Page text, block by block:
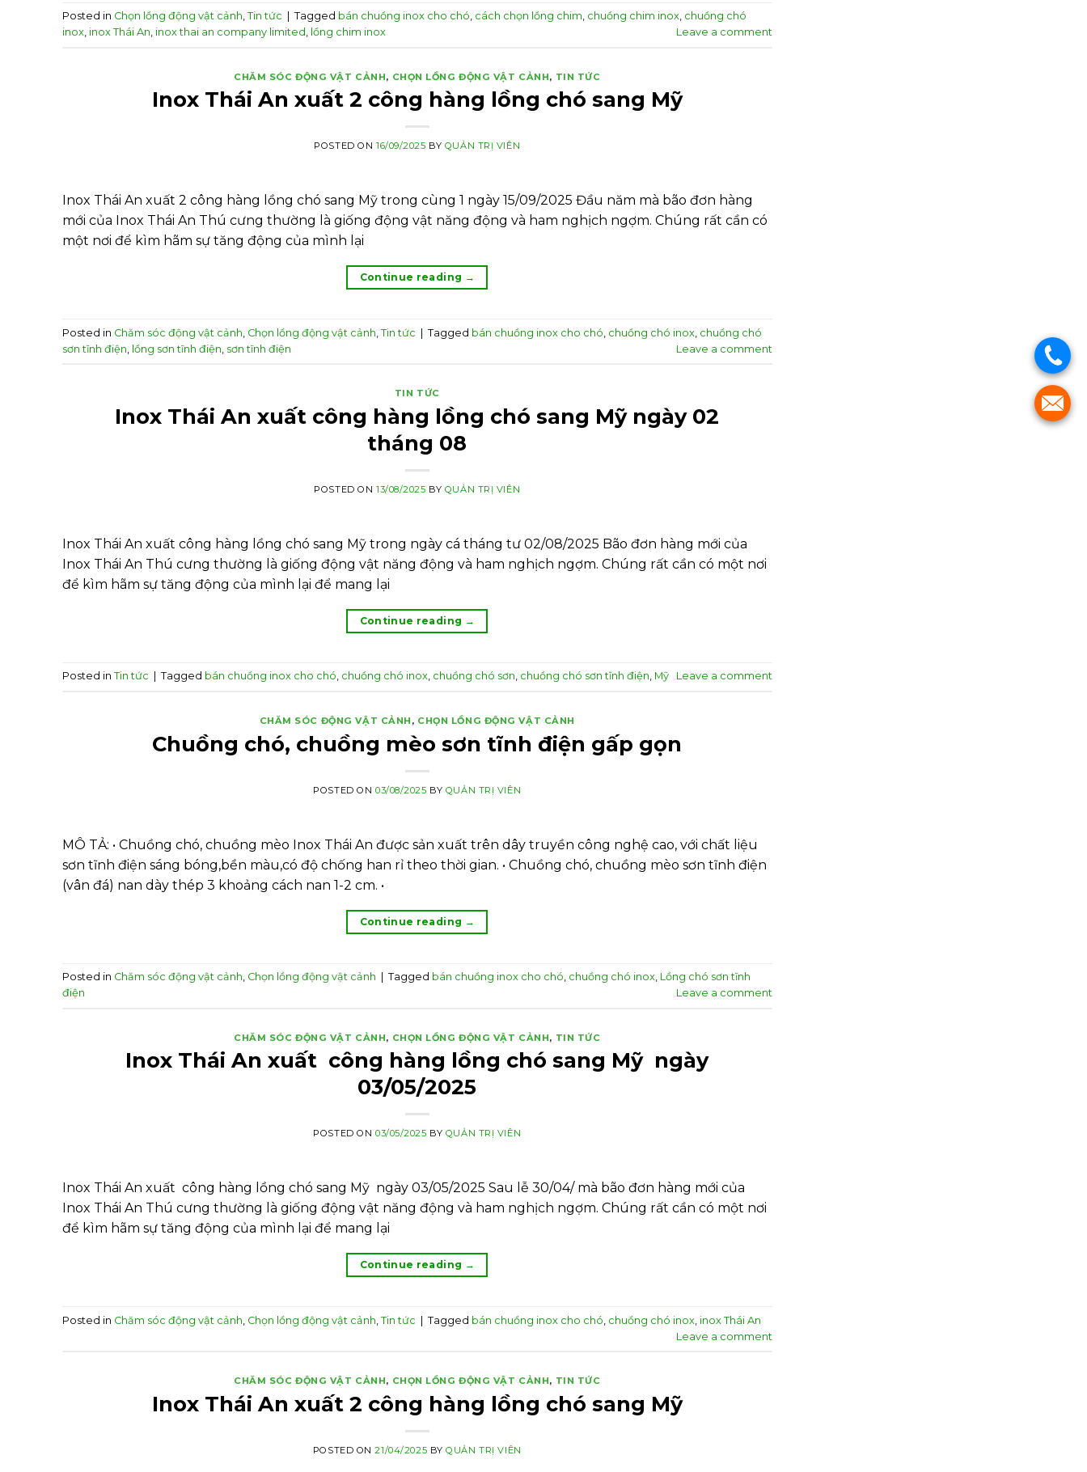
Posted in Chọn lồng động vật cảnh, Tin tức Tagged bán chuồng inox cho chó, cách chọn lồng chim, chuồng chim inox, chuồng chó
inox, inox Thái An, inox thai an company limited , lồng chim inox Leave a comment
CHĂM SÓC ĐỘNG VẬT CẢNH, CHỌN LỒNG ĐỘNG VẬT CẢNH, TIN TỨC
Inox Thái An xuất 2 công hàng lồng chó sang Mỹ
POSTED ON 16/09/2025 BY QUẢN TRỊ VIÊN
Inox Thái An xuất 2 công hàng lồng chó sang Mỹ trong cùng 1 ngày 15/09/2025 Đầu năm mà bão đơn hàng
mới của Inox Thái An Thú cưng thường là giống động vật năng động và ham nghịch ngợm. Chúng rất cần có
một nơi để kìm hãm sự tăng động của mình lại
Continue reading →
Posted in Chăm sóc động vật cảnh Chọn lồng động vật cảnh Tin tức Tagged bán chuồng inox cho chó chuồng chó inox chuồng chó
sơn tĩnh điện
lồng sơn tĩnh điện sơn tĩnh điện Leave a comment
TIN TỨC
Inox Thái An xuất công hàng lồng chó sang Mỹ ngày 02
tháng 08
POSTED ON 13/08/2025 BY QUẢN TRỊ VIÊN
Inox Thái An xuất công hàng lồng chó sang Mỹ trong ngày cá tháng tư 02/08/2025 Bão đơn hàng mới của
Inox Thái An Thú cưng thường là giống động vật năng động và ham nghịch ngợm. Chúng rất cần có một nơi
để kìm hãm sự tăng động của mình lại để mang lại
Continue reading →
Posted in Tin tức Tagged bán chuồng inox cho chó, chuồng chó inox, chuồng chó sơn, chuồng chó sơn tĩnh điện, Mỹ Leave a comment
CHĂM SÓC ĐỘNG VẬT CẢNH , CHỌN LỒNG ĐỘNG VẬT CẢNH
Chuồng chó, chuồng mèo sơn tĩnh điện gấp gọn
POSTED ON 03/08/2025 BY QUẢN TRỊ VIÊN
MÔ TẢ: • Chuồng chó, chuồng mèo Inox Thái An được sản xuất trên dây truyền công nghệ cao, với chất liệu
sơn tĩnh điện sáng bóng,bền màu,có độ chống han rỉ theo thời gian. • Chuồng chó, chuồng mèo sơn tĩnh điện
(vân đá) nan dày thép 3 khoảng cách nan 1-2 cm. •
Continue reading →
Posted in Chăm sóc động vật cảnh, Chọn lồng động vật cảnh Tagged bán chuồng inox cho chó, chuồng chó inox, Lồng chó sơn tĩnh
điện
Leave a comment
CHĂM SÓC ĐỘNG VẬT CẢNH, CHỌN LỒNG ĐỘNG VẬT CẢNH, TIN TỨC
Inox Thái An xuất công hàng lồng chó sang Mỹ ngày
03/05/2025
POSTED ON 03/05/2025 BY QUẢN TRỊ VIÊN
Inox Thái An xuất công hàng lồng chó sang Mỹ ngày 03/05/2025 Sau lễ 30/04/ mà bão đơn hàng mới của
Inox Thái An Thú cưng thường là giống động vật năng động và ham nghịch ngợm. Chúng rất cần có một nơi
để kìm hãm sự tăng động của mình lại để mang lại
Continue reading →
Posted in Chăm sóc động vật cảnh Chọn lồng động vật cảnh Tin tức Tagged bán chuồng inox cho chó chuồng chó inox inox Thái An
Leave a comment
CHĂM SÓC ĐỘNG VẬT CẢNH, CHỌN LỒNG ĐỘNG VẬT CẢNH, TIN TỨC
Inox Thái An xuất 2 công hàng lồng chó sang Mỹ
POSTED ON21/04/2025 BYQUẢN TRỊ VIÊN